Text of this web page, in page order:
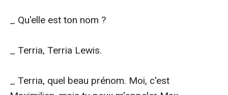
_ Qu'elle est ton nom ?
_ Terria, Terria Lewis.
_ Terria, quel beau prénom. Moi, c'est